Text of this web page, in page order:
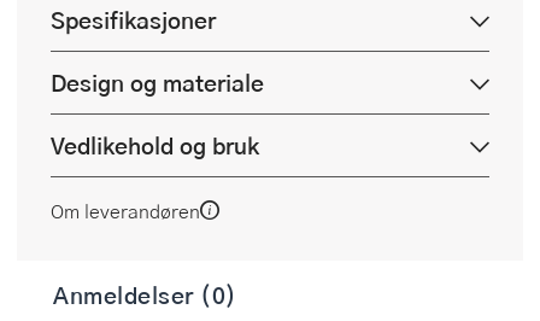
Spesifikasjoner
Design og materiale
Vedlikehold og bruk
Om leverandøren
Anmeldelser (0)